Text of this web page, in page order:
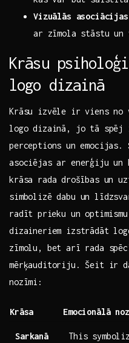
Vizuālās
ar zīmola stāstu un
Krāsu
logo dizainā
Krāsu izvēle ir viens⁣ no
logo dizainā, jo tā spēj‌
perceptions ⁢un emocijas.
asociējas‌ ar enerģiju
krāsa rada⁤ drošības un
simbolizē dabu un
radīt ⁣prieku un
dizaineriem izstrādāt
zīmolu, bet arī rada
mērķauditoriju. Šeit ir
nozīmi:
Krāsa Emocionālā
Sarkanā This